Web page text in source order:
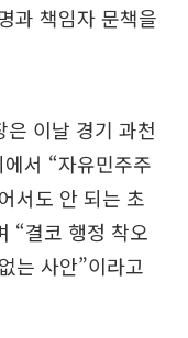
과 책임자 문책을
이날 경기 과천
서 “자유민주주
서도 안 되는 초
“결코 행정 착오
는 사안”이라고